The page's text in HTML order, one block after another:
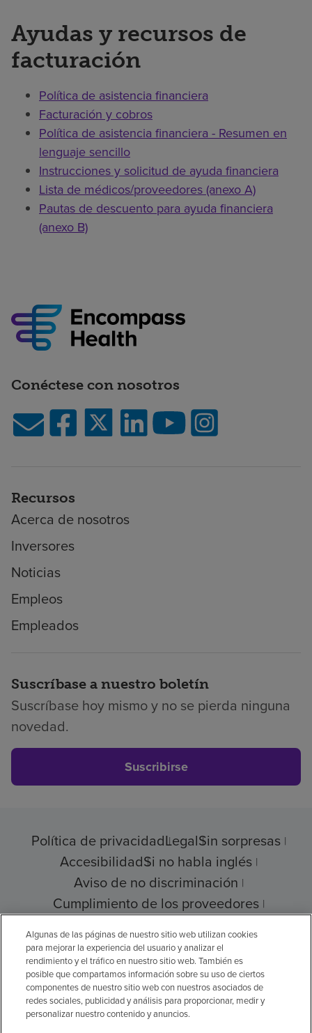
Ayudas y recursos de
facturación
Política de asistencia financiera
Facturación y cobros
Política de asistencia financiera - Resumen en
lenguaje sencillo
Instrucciones y solicitud de ayuda financiera
Lista de médicos/proveedores (anexo A)
Pautas de descuento para ayuda financiera
(anexo B)
Conéctese con nosotros
Recursos
Acerca de nosotros
Inversores
Noticias
Empleos
Empleados
Suscríbase a nuestro boletín
Suscríbase hoy mismo y no se pierda ninguna
novedad.
Suscribirse
Política de privacidadLegalSin sorpresas
AccesibilidadSi no habla inglés
Aviso de no discriminación
Cumplimiento de los proveedores
© 2026 Encompass Health Corporation
Preferencias de cookies
Algunas de las páginas de nuestro sitio web utilizan cookies
para mejorar la experiencia del usuario y analizar el
rendimiento y el tráfico en nuestro sitio web. También es
posible que compartamos información sobre su uso de ciertos
componentes de nuestro sitio web con nuestros asociados de
redes sociales, publicidad y análisis para proporcionar, medir y
personalizar nuestro contenido y anuncios.